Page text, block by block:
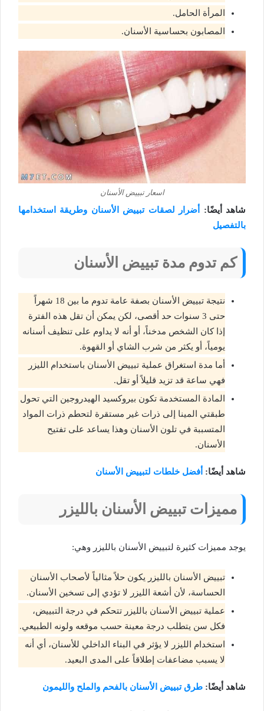
المرأة الحامل.
المصابون بحساسية الأسنان.
اسعار تبييض الأسنان
شاهد أيضًا:
أضرار لصقات تبييض الأسنان وطريقة استخدامها
بالتفصيل
كم تدوم مدة تبييض الأسنان
نتيجة تبييض الأسنان بصفة عامة تدوم ما بين 18 شهراً
حتى 3 سنوات حد أقصى، لكن يمكن أن تقل هذه الفترة
إذا كان الشخص مدخناً، أو أنه لا يداوم على تنظيف أسنانه
يومياً، أو يكثر من شرب الشاي أو القهوة.
أما مدة استغراق عملية تبييض الأسنان باستخدام الليزر
فهي ساعة قد تزيد قليلاً أو تقل.
المادة المستخدمة تكون بيروكسيد الهيدروجين التي تحول
طبقتي المينا إلى ذرات غير مستقرة لتحطم ذرات المواد
المتسببة في تلون الأسنان وهذا يساعد على تفتيح
الأسنان.
شاهد أيضًا: أفضل خلطات لتبييض الأسنان
مميزات تبييض الأسنان بالليزر
يوجد مميزات كثيرة لتبييض الأسنان بالليزر وهي:
تبييض الأسنان بالليزر يكون حلاً مثالياً لأصحاب الأسنان
الحساسة، لأن أشعة الليزر لا تؤدي إلى تسخين الأسنان.
عملية تبييض الأسنان بالليزر تتحكم في درجة التبييض،
فكل سن يتطلب درجة معينة حسب موقعه ولونه الطبيعي.
استخدام الليزر لا يؤثر في البناء الداخلي للأسنان، أي أنه
لا يسبب مضاعفات إطلاقاً على المدى البعيد.
شاهد أيضًا: طرق تبييض الأسنان بالفحم والملح والليمون